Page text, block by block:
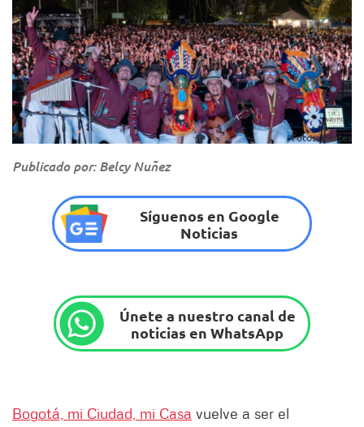
Fotos: Idartes
Publicado por: Belcy Nuñez
Síguenos en Google
Noticias
Únete a nuestro canal de
noticias en WhatsApp
Bogotá, mi Ciudad, mi Casa vuelve a ser el